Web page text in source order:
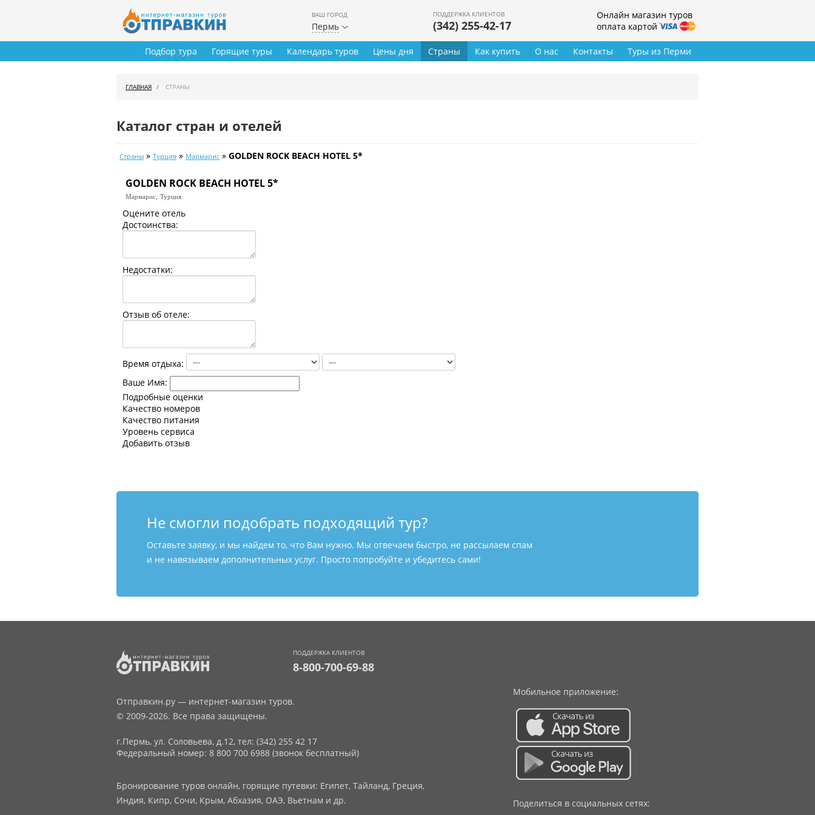
ВАШ ГОРОД
Пермь
ПОДДЕРЖКА КЛИЕНТОВ
(342) 255-42-17
Онлайн магазин туров
оплата картой
Туры из Перми
Подбор тура Горящие туры Календарь туров Цены дня Страны Как купить О нас Контакты
ГЛАВНАЯ СТРАНЫ
Каталог стран и отелей
Страны » Турция » Мармарис » GOLDEN ROCK BEACH HOTEL 5*
GOLDEN ROCK BEACH HOTEL 5*
Мармарис, Турция
Оцените отель
Достоинства:
Недостатки:
Отзыв об отеле:
Время отдыха:
Ваше Имя:
Подробные оценки
Качество номеров
Качество питания
Уровень сервиса
Добавить отзыв
Не смогли подобрать подходящий тур?
Оставьте заявку, и мы найдем то, что Вам нужно. Мы отвечаем быстро, не рассылаем спам
и не навязываем дополнительных услуг. Просто попробуйте и убедитесь сами!
ПОДДЕРЖКА КЛИЕНТОВ
8-800-700-69-88
Отправкин.ру — интернет-магазин туров.
© 2009-2026. Все права защищены.
г.Пермь, ул. Соловьева, д.12, тел: (342) 255 42 17
Федеральный номер: 8 800 700 6988 (звонок бесплатный)
Бронирование туров онлайн, горящие путевки: Египет, Тайланд, Греция,
Индия, Кипр, Сочи, Крым, Абхазия, ОАЭ, Вьетнам и др.
Мобильное приложение:
Поделиться в социальных сетях: